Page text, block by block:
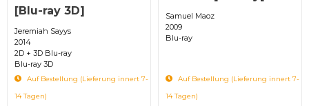
[Blu-ray 3D]
Jeremiah Sayys
2014
2D + 3D Blu-ray
Blu-ray 3D
Auf Bestellung (Lieferung innert 7-
14 Tagen)
Samuel Maoz
2009
Blu-ray
Auf Bestellung (Lieferung innert 7-
14 Tagen)